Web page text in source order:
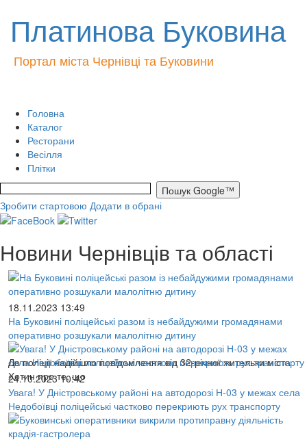
Платинова Буковина
Портал міста Чернівці та Буковини
Головна
Каталог
Ресторани
Весілля
Плітки
Зробити стартовою Додати в обрані
Новини Чернівців та області
18.11.2023 13:49
На Буковині поліцейські разом із небайдужими громадянами
оперативно розшукали малолітню дитину
До поліції надійшло повідомлення від 32-річної жительки міста
Хотин про те, що
24.10.2023 10:42
Увага! У Дністровському районі на автодорозі Н-03 у межах села
Недобоївці поліцейські частково перекриють рух транспорту